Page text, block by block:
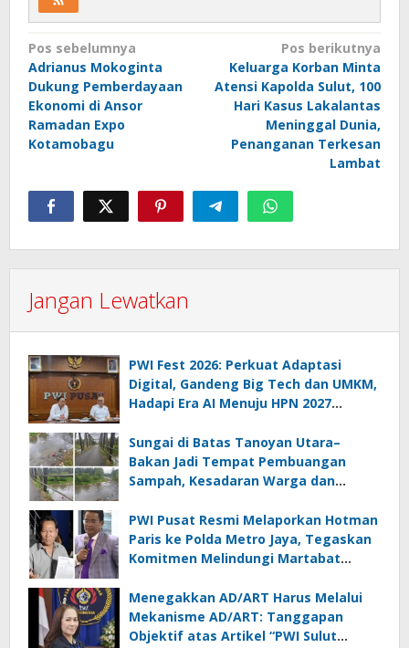
Navigasi
pos
Pos sebelumnya
Adrianus Mokoginta
Dukung Pemberdayaan
Ekonomi di Ansor
Ramadan Expo
Kotamobagu
Pos berikutnya
Keluarga Korban Minta
Atensi Kapolda Sulut, 100
Hari Kasus Lakalantas
Meninggal Dunia,
Penanganan Terkesan
Lambat
Jangan Lewatkan
PWI Fest 2026: Perkuat Adaptasi
Digital, Gandeng Big Tech dan UMKM,
Hadapi Era AI Menuju HPN 2027
Sungai di Batas Tanoyan Utara–
Bakan Jadi Tempat Pembuangan
Sampah, Kesadaran Warga dan
PWI Pusat Resmi Melaporkan Hotman
Paris ke Polda Metro Jaya, Tegaskan
Komitmen Melindungi Martabat
Menegakkan AD/ART Harus Melalui
Mekanisme AD/ART: Tanggapan
Objektif atas Artikel “PWI Sulut